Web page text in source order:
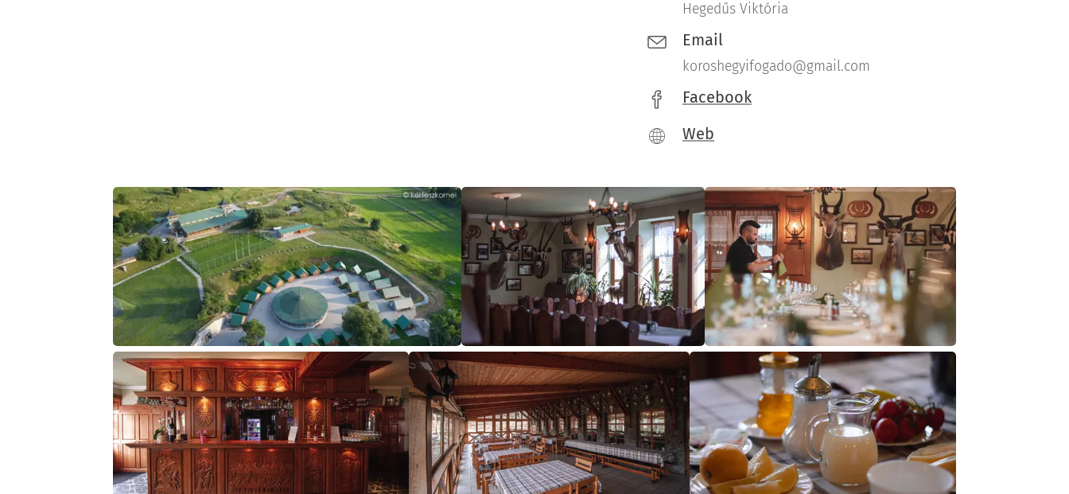
Hegedűs Viktória
Email
koroshegyifogado@gmail.com
Facebook
Web